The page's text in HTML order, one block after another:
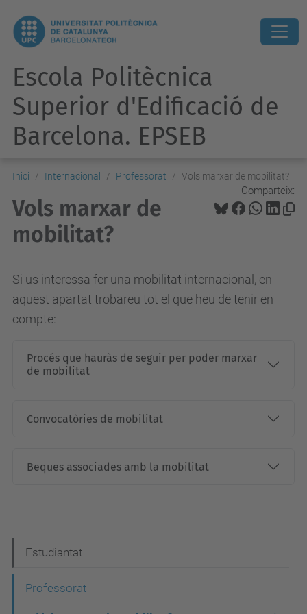
Escola Politècnica
Superior d'Edificació de
Barcelona. EPSEB
Inici Internacional Professorat Vols marxar de mobilitat?
Comparteix:
Vols marxar de
mobilitat?
Si us interessa fer una mobilitat internacional, en
aquest apartat trobareu tot el que heu de tenir en
compte:
Procés que hauràs de seguir per poder marxar
de mobilitat
Convocatòries de mobilitat
Beques associades amb la mobilitat
a
Estudiantat
Professorat